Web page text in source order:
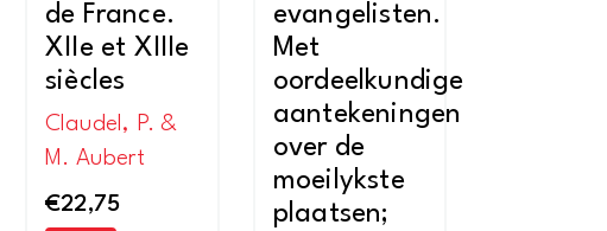
de France.
XIIe et XIIIe
siècles
Claudel, P. &
M. Aubert
€22,75
evangelisten.
Met
oordeelkundige
aantekeningen
over de
moeilykste
plaatsen;